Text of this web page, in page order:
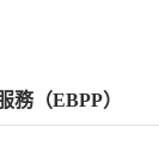
務（EBPP）